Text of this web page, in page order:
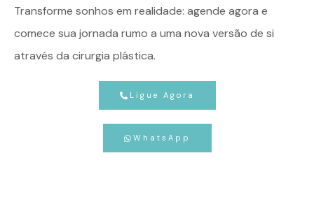
Transforme sonhos em realidade: agende agora e
comece sua jornada rumo a uma nova versão de si
através da cirurgia plástica.
Ligue Agora
WhatsApp